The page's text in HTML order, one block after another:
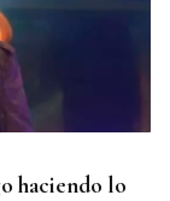
haciendo lo